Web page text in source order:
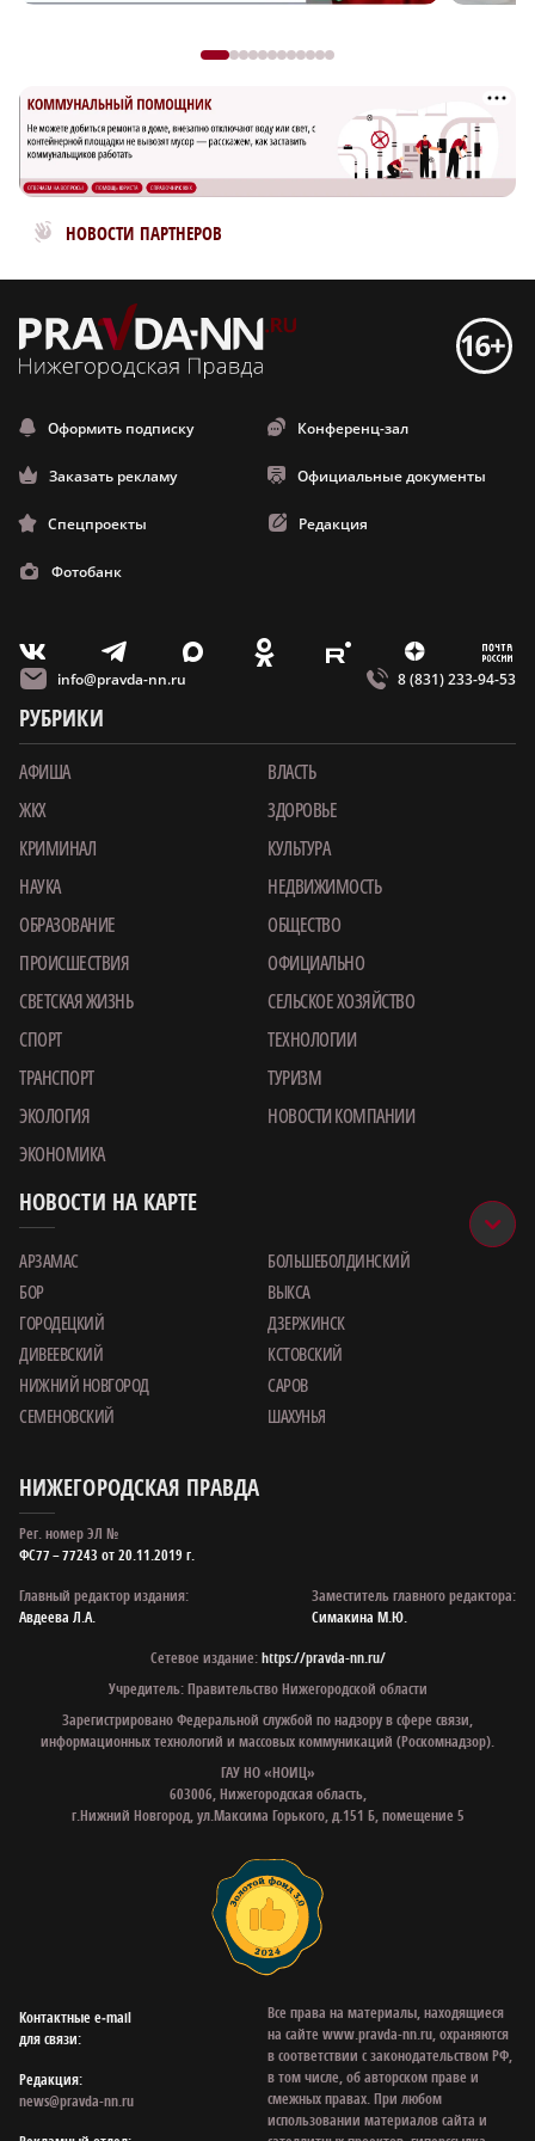
НОВОСТИ ПАРТНЕРОВ
Новости МирТесен
Оформить подписку Конференц-зал
Заказать рекламу Официальные документы
Спецпроекты Редакция
Фотобанк
V T X O E Z m
info@pravda-nn.ru 8 (831) 233-94-53
РУБРИКИ
АФИША
ВЛАСТЬ
ЖКХ
ЗДОРОВЬЕ
КРИМИНАЛ
КУЛЬТУРА
НАУКА
НЕДВИЖИМОСТЬ
ОБРАЗОВАНИЕ
ОБЩЕСТВО
ПРОИСШЕСТВИЯ
ОФИЦИАЛЬНО
СВЕТСКАЯ ЖИЗНЬ
СЕЛЬСКОЕ ХОЗЯЙСТВО
СПОРТ
ТЕХНОЛОГИИ
ТРАНСПОРТ
ТУРИЗМ
ЭКОЛОГИЯ
НОВОСТИ КОМПАНИИ
ЭКОНОМИКА
НОВОСТИ НА КАРТЕ
АРЗАМАС
БОЛЬШЕБОЛДИНСКИЙ
БОР
ВЫКСА
ГОРОДЕЦКИЙ
ДЗЕРЖИНСК
ДИВЕЕВСКИЙ
КСТОВСКИЙ
НИЖНИЙ НОВГОРОД
САРОВ
СЕМЕНОВСКИЙ
ШАХУНЬЯ
НИЖЕГОРОДСКАЯ ПРАВДА
Рег. номер ЭЛ №
ФС77 – 77243 от 20.11.2019 г.
Главный редактор издания:
Авдеева Л.А.
Заместитель главного редактора:
Симакина М.Ю.
Сетевое издание:https://pravda-nn.ru/
Учредитель: Правительство Нижегородской области
Зарегистрировано Федеральной службой по надзору в сфере связи,
информационных технологий и массовых коммуникаций (Роскомнадзор).
ГАУ НО «НОИЦ»
603006, Нижегородская область,
г.Нижний Новгород, ул.Максима Горького, д.151 Б, помещение 5
Контактные e‑mail
для связи:
Редакция:
news@pravda-nn.ru
Все права на материалы, находящиеся
на сайте www.pravda-nn.ru, охраняются
в соответствии с законодательством РФ,
в том числе, об авторском праве и
смежных правах. При любом
использовании материалов сайта и